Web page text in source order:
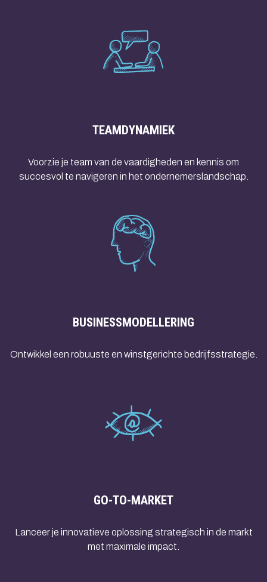
TEAMDYNAMIEK
Voorzie je team van de vaardigheden en kennis om
succesvol te navigeren in het ondernemerslandschap.
BUSINESSMODELLERING
Ontwikkel een robuuste en winstgerichte bedrijfsstrategie.
GO-TO-MARKET
Lanceer je innovatieve oplossing strategisch in de markt
met maximale impact.